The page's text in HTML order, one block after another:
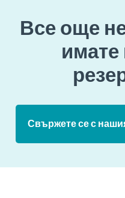
Все още
Свържете се с